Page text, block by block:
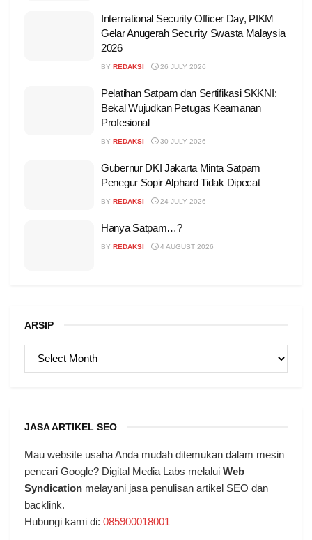
International Security Officer Day, PIKM
Gelar Anugerah Security Swasta Malaysia
2026
BY REDAKSI 26 JULY 2026
Pelatihan Satpam dan Sertifikasi SKKNI:
Bekal Wujudkan Petugas Keamanan
Profesional
BY REDAKSI 30 JULY 2026
Gubernur DKI Jakarta Minta Satpam
Penegur Sopir Alphard Tidak Dipecat
BY REDAKSI 24 JULY 2026
Hanya Satpam…?
BY REDAKSI 4 AUGUST 2026
ARSIP
ARSIP
JASA ARTIKEL SEO
Mau website usaha Anda mudah ditemukan dalam mesin
pencari Google? Digital Media Labs melalui Web
Syndication melayani jasa penulisan artikel SEO dan
backlink.
Hubungi kami di: 085900018001